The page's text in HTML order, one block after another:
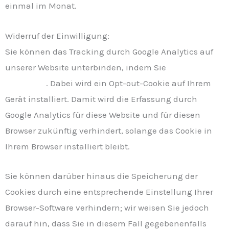
einmal im Monat.
Widerruf der Einwilligung:
Sie können das Tracking durch Google Analytics auf
unserer Website unterbinden, indem Sie
. Dabei wird ein Opt-out-Cookie auf Ihrem
Gerät installiert. Damit wird die Erfassung durch
Google Analytics für diese Website und für diesen
Browser zukünftig verhindert, solange das Cookie in
Ihrem Browser installiert bleibt.
Sie können darüber hinaus die Speicherung der
Cookies durch eine entsprechende Einstellung Ihrer
Browser-Software verhindern; wir weisen Sie jedoch
darauf hin, dass Sie in diesem Fall gegebenenfalls